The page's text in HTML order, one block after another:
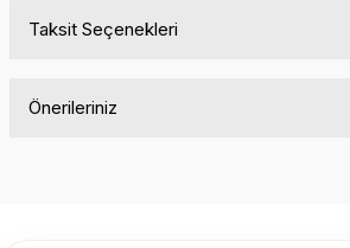
Taksit Seçenekleri
Önerileriniz